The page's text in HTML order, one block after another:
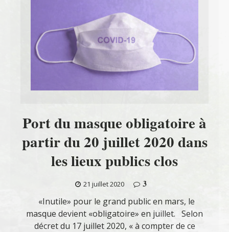
Port du masque obligatoire à
partir du 20 juillet 2020 dans
les lieux publics clos
21 juillet 2020
3
«Inutile» pour le grand public en mars, le
masque devient «obligatoire» en juillet. Selon
décret du 17 juillet 2020, « à compter de ce